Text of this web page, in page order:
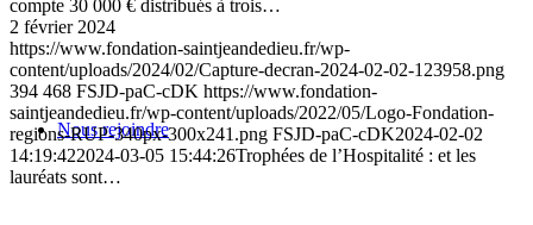
Nous rejoindre
compte 30 000 € distribués à trois…
2 février 2024
https://www.fondation-saintjeandedieu.fr/wp-
content/uploads/2024/02/Capture-decran-2024-02-02-123958.png
394 468 FSJD-paC-cDK https://www.fondation-
saintjeandedieu.fr/wp-content/uploads/2022/05/Logo-Fondation-
regions-RUP-340px-300x241.png FSJD-paC-cDK2024-02-02
14:19:422024-03-05 15:44:26Trophées de l’Hospitalité : et les
lauréats sont…